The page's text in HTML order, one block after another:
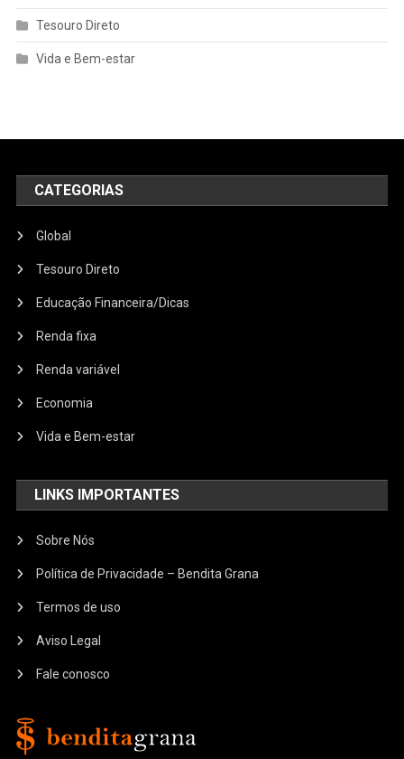
Tesouro Direto
Vida e Bem-estar
CATEGORIAS
Global
Tesouro Direto
Educação Financeira/Dicas
Renda fixa
Renda variável
Economia
Vida e Bem-estar
LINKS IMPORTANTES
Sobre Nós
Política de Privacidade – Bendita Grana
Termos de uso
Aviso Legal
Fale conosco